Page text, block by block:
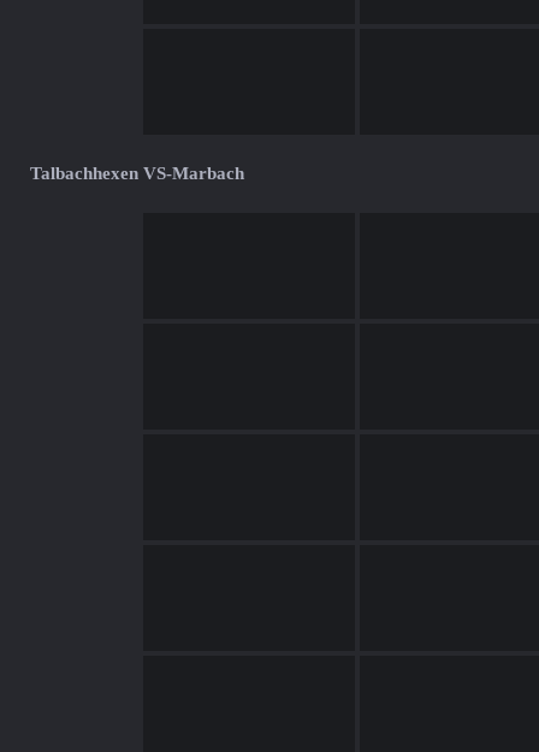
Talbachhexen VS-Marbach